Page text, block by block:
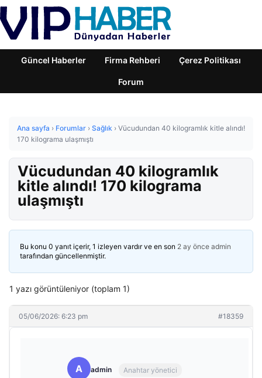
Güncel Haberler Firma Rehberi Çerez Politikası
Forum
Ana sayfa › Forumlar › Sağlık › Vücudundan 40 kilogramlık kitle alındı!
170 kilograma ulaşmıştı
Vücudundan 40 kilogramlık
kitle alındı! 170 kilograma
ulaşmıştı
Bu konu 0 yanıt içerir, 1 izleyen vardır ve en son 2 ay önce admin
tarafından güncellenmiştir.
1 yazı görüntüleniyor (toplam 1)
05/06/2026: 6:23 pm #18359
A admin Anahtar yönetici